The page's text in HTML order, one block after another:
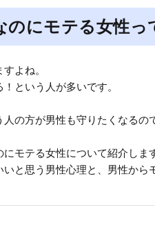
のにモテる女性っ
よね。
という人が多いです。
の方が男性も守りたくなるの
モテる女性について紹介します
と思う男性心理と、男性から